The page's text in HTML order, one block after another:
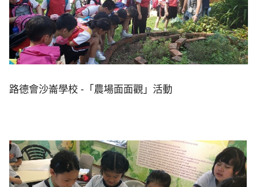
路德會沙崙學校 -「農場面面觀」活動